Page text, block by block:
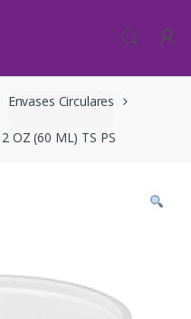
Envases Circulares
2 OZ (60 ML) TS PS